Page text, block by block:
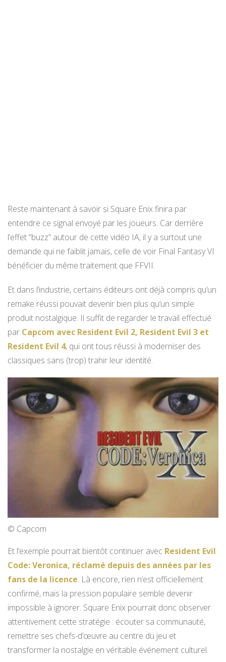
Reste maintenant à savoir si Square Enix finira par
entendre ce signal envoyé par les joueurs. Car derrière
l’effet “buzz” autour de cette vidéo IA, il y a surtout une
demande qui ne faiblit jamais, celle de voir Final Fantasy VI
bénéficier du même traitement que FFVII.
Et dans l’industrie, certains éditeurs ont déjà compris qu’un
remake réussi pouvait devenir bien plus qu’un simple
produit nostalgique. Il suffit de regarder le travail effectué
par Capcom avec Resident Evil 2, Resident Evil 3 et
Resident Evil 4, qui ont tous réussi à moderniser des
classiques sans (trop) trahir leur identité.
© Capcom
Et l’exemple pourrait bientôt continuer avec Resident Evil
Code: Veronica, réclamé depuis des années par les
fans de la licence. Là encore, rien n’est officiellement
confirmé, mais la pression populaire semble devenir
impossible à ignorer. Square Enix pourrait donc observer
attentivement cette stratégie : écouter sa communauté,
remettre ses chefs-d’œuvre au centre du jeu et
transformer la nostalgie en véritable événement culturel.